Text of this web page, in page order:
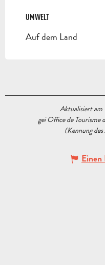
UMWELT
UMWELT
Auf dem Land
Aktualisiert am
gei Office de Tourisme
(Kennung des
Einen